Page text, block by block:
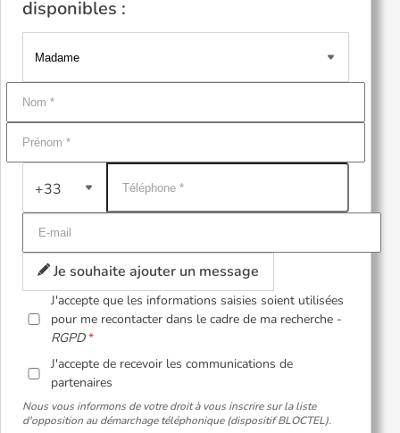
disponibles :
+33
Je souhaite ajouter un message
J'accepte que les informations saisies soient utilisées
pour me recontacter dans le cadre de ma recherche -
RGPD
J'accepte de recevoir les communications de
partenaires
Nous vous informons de votre droit à vous inscrire sur la liste
d'opposition au démarchage téléphonique (dispositif BLOCTEL).